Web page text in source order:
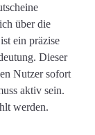
über die
ein präzise
Dieser
Nutzer sofort
aktiv sein.
werden.